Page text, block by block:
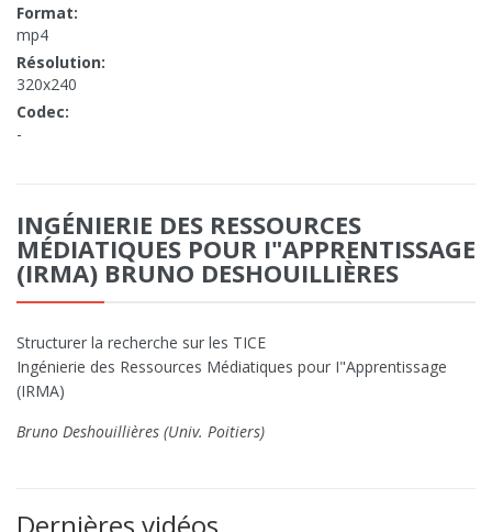
Format:
mp4
Résolution:
320x240
Codec:
-
INGÉNIERIE DES RESSOURCES
MÉDIATIQUES POUR I"APPRENTISSAGE
(IRMA) BRUNO DESHOUILLIÈRES
Structurer la recherche sur les TICE
Ingénierie des Ressources Médiatiques pour I"Apprentissage
(IRMA)
Bruno Deshouillières (Univ. Poitiers)